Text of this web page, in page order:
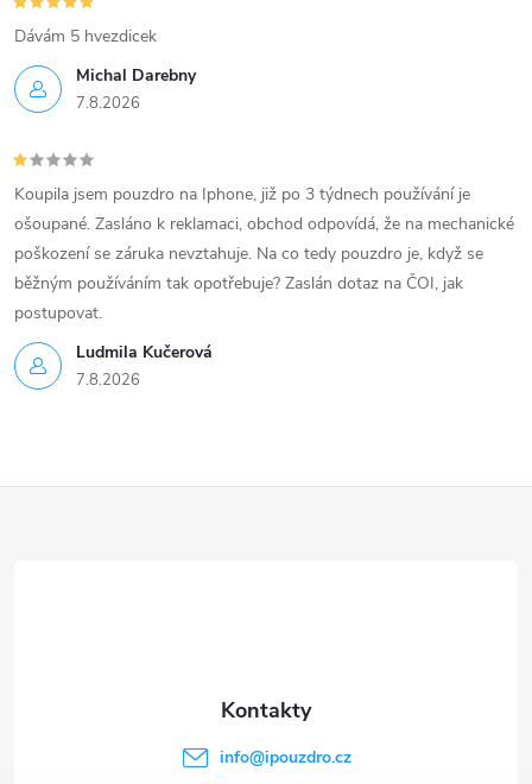
Michal Darebny
7.8.2026
Dávám 5 hvezdicek
Ludmila Kučerová
7.8.2026
Koupila jsem pouzdro na Iphone, již po 3 týdnech používání je
ošoupané. Zasláno k reklamaci, obchod odpovídá, že na mechanické
poškození se záruka nevztahuje. Na co tedy pouzdro je, když se
běžným používáním tak opotřebuje? Zaslán dotaz na ČOI, jak
postupovat.
info@ipouzdro.cz